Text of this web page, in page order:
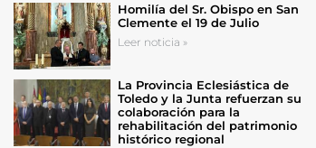
Homilía del Sr. Obispo en San
Clemente el 19 de Julio
Leer noticia »
La Provincia Eclesiástica de
Toledo y la Junta refuerzan su
colaboración para la
rehabilitación del patrimonio
histórico regional